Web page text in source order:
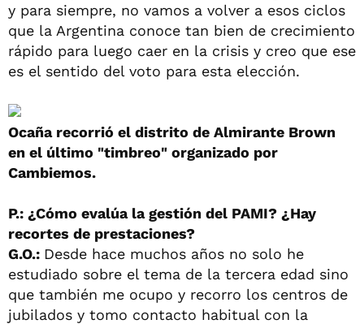
y para siempre, no vamos a volver a esos ciclos
que la Argentina conoce tan bien de crecimiento
rápido para luego caer en la crisis y creo que ese
es el sentido del voto para esta elección.
Ocaña recorrió el distrito de Almirante Brown
en el último "timbreo" organizado por
Cambiemos.
P.: ¿Cómo evalúa la gestión del PAMI? ¿Hay
recortes de prestaciones?
G.O.: Desde hace muchos años no solo he
estudiado sobre el tema de la tercera edad sino
que también me ocupo y recorro los centros de
jubilados y tomo contacto habitual con la